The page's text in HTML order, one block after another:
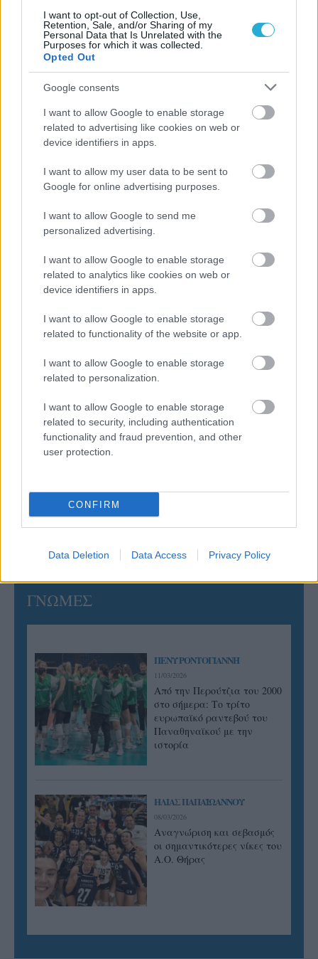
I want to opt-out of Collection, Use,
Retention, Sale, and/or Sharing of my
Personal Data that Is Unrelated with the
Purposes for which it was collected.
Opted Out
Google consents
I want to allow Google to enable storage
related to advertising like cookies on web or
device identifiers in apps.
I want to allow my user data to be sent to
Google for online advertising purposes.
I want to allow Google to send me
personalized advertising.
I want to allow Google to enable storage
related to analytics like cookies on web or
device identifiers in apps.
I want to allow Google to enable storage
related to functionality of the website or app.
I want to allow Google to enable storage
related to personalization.
I want to allow Google to enable storage
related to security, including authentication
functionality and fraud prevention, and other
user protection.
CONFIRM
Data Deletion Data Access Privacy Policy
ΡΟΗ ΕΙΔΗΣΕΩΝ
09/08/2026
Φοίνικας Σύρου: Ο Δεναξάς άμεσος συνεργάτης του
Δείπνο της ΕΟΠΕ προς τιμήν του Ισίδωρου Κούβελου
παρουσία των Εθνικών ομάδων
07/08/2026
«Αντίο» με ήττα για τις διεθνείς μας στο τουρνουά του
Το πάλεψε μέχρι τέλους η Εθνική γυναικών κόντρα
στην Ιταλία Β’
06/08/2026
Η FIVB σχεδιάζει να διοργανώσει το Παγκόσμιο
Πρωτάθλημα τον Δεκέμβριο – Αντιδρούν οι σύλλογοι
Έτοιμη για… υψηλές πτήσεις η Μπενφίκα του Ψάρρα
με τον «Ιπτάμενο Ολλανδό» Βίλτενμπουργκ
ΓΝΩΜΕΣ
ΠΕΝΥ ΡΟΝΤΟΓΙΑΝΝΗ
11/03/2026
Από την Περούτζια του 2000
στο σήμερα: Tο τρίτο
ευρωπαϊκό ραντεβού του
Παναθηναϊκού με την
ιστορία
ΗΛΙΑΣ ΠΑΠΑΪΩΑΝΝΟΥ
08/03/2026
Αναγνώριση και σεβασμός
οι σημαντικότερες νίκες του
Α.Ο. Θήρας